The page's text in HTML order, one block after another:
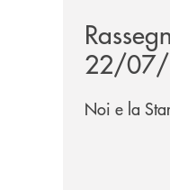
22/
Noi e la